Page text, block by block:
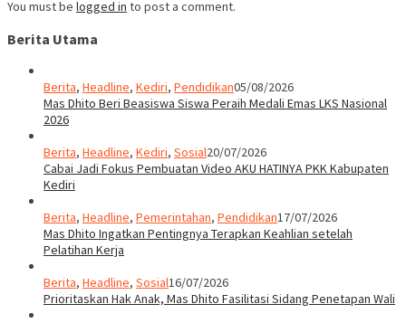
You must be logged in to post a comment.
Berita Utama
Berita, Headline, Kediri, Pendidikan05/08/2026
Mas Dhito Beri Beasiswa Siswa Peraih Medali Emas LKS Nasional
2026
Berita, Headline, Kediri, Sosial20/07/2026
Cabai Jadi Fokus Pembuatan Video AKU HATINYA PKK Kabupaten
Kediri
Berita, Headline, Pemerintahan, Pendidikan17/07/2026
Mas Dhito Ingatkan Pentingnya Terapkan Keahlian setelah
Pelatihan Kerja
Berita, Headline, Sosial16/07/2026
Prioritaskan Hak Anak, Mas Dhito Fasilitasi Sidang Penetapan Wali